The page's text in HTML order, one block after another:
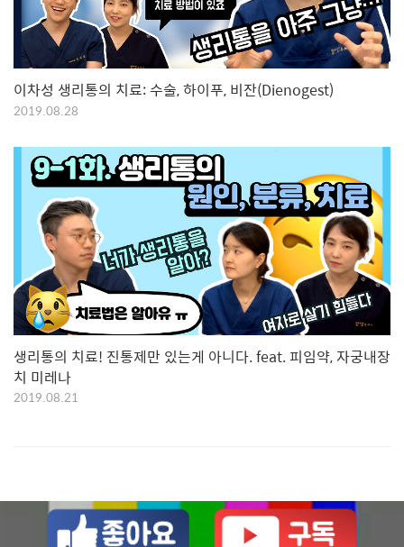
이차성 생리통의 치료: 수술, 하이푸, 비잔(Dienogest)
2019.08.28
생리통의 치료! 진통제만 있는게 아니다. feat. 피임약, 자궁내장
치 미레나
2019.08.21